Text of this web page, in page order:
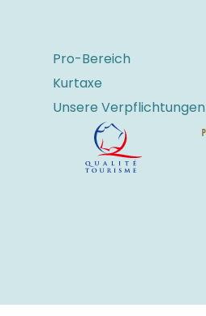
Pro-Bereich
Kurtaxe
Unsere Verpflichtungen